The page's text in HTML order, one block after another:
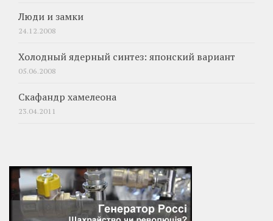
Люди и замки
24.12.2008
Холодный ядерный синтез: японский вариант
05.06.2008
Скафандр хамелеона
23.04.2011